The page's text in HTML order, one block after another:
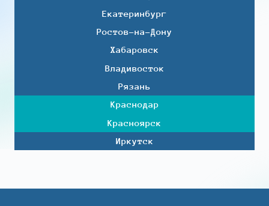
Екатеринбург
Ростов-на-Дону
Хабаровск
Владивосток
Рязань
Краснодар
Красноярск
Иркутск